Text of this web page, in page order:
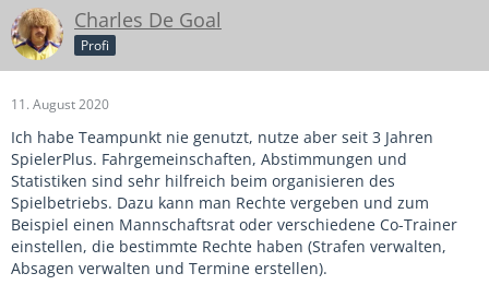
Charles De Goal
Profi
11. August 2020
Ich habe Teampunkt nie genutzt, nutze aber seit 3 Jahren
SpielerPlus. Fahrgemeinschaften, Abstimmungen und
Statistiken sind sehr hilfreich beim organisieren des
Spielbetriebs. Dazu kann man Rechte vergeben und zum
Beispiel einen Mannschaftsrat oder verschiedene Co-Trainer
einstellen, die bestimmte Rechte haben (Strafen verwalten,
Absagen verwalten und Termine erstellen).